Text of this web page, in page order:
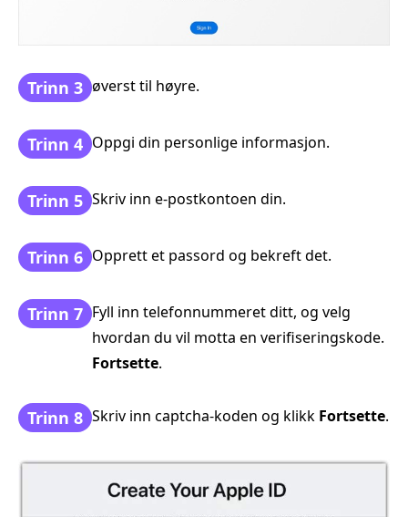
Trinn 3 øverst til høyre.
Trinn 4 Oppgi din personlige informasjon.
Trinn 5 Skriv inn e‑postkontoen din.
Trinn 6 Opprett et passord og bekreft det.
Trinn 7 Fyll inn telefonnummeret ditt, og velg
hvordan du vil motta en verifiseringskode.
Fortsette.
Trinn 8 Skriv inn captcha‑koden og klikk Fortsette.